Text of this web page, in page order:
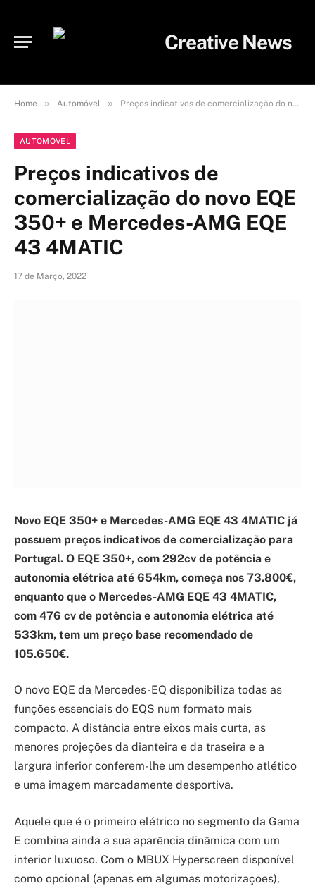
Home » Automóvel » Preços indicativos de comercialização do novo EQE 350+ e Mercedes-AMG EQE 43 4MATIC
AUTOMÓVEL
Preços indicativos de
comercialização do novo EQE
350+ e Mercedes-AMG EQE
43 4MATIC
17 de Março, 2022
Novo EQE 350+ e Mercedes-AMG EQE 43 4MATIC já
possuem preços indicativos de comercialização para
Portugal. O EQE 350+, com 292cv de potência e
autonomia elétrica até 654km, começa nos 73.800€,
enquanto que o Mercedes-AMG EQE 43 4MATIC,
com 476 cv de potência e autonomia elétrica até
533km, tem um preço base recomendado de
105.650€.
O novo EQE da Mercedes-EQ disponibiliza todas as
funções essenciais do EQS num formato mais
compacto. A distância entre eixos mais curta, as
menores projeções da dianteira e da traseira e a
largura inferior conferem-lhe um desempenho atlético
e uma imagem marcadamente desportiva.
Aquele que é o primeiro elétrico no segmento da Gama
E combina ainda a sua aparência dinâmica com um
interior luxuoso. Com o MBUX Hyperscreen disponível
como opcional (apenas em algumas motorizações),